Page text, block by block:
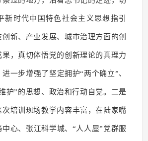
新时代中国特色社会主义思想指引
新、产业发展、城市治理方面的创
，真切体悟党的创新理论的真理力
一步增强了坚定拥护“两个确立”、
护”的思想、政治和行动自觉。二是
次培训现场教学内容丰富，在陆家嘴
心、张江科学城、“人人屋”党群服